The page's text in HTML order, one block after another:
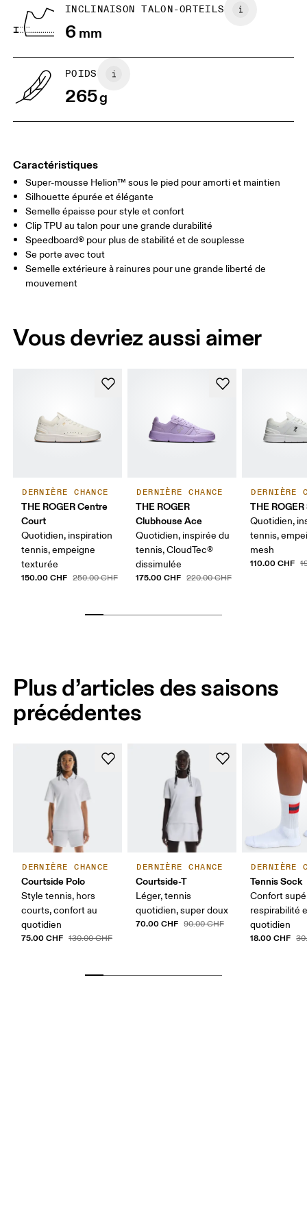
33 34
JP
UK
mais peuvent être retournés en vue d’un
remboursement
INCLINAISON TALON-ORTEILS
6mm
POIDS
265g
Caractéristiques
Super-mousse Helion™ sous le pied pour amorti et maintien
Silhouette épurée et élégante
Semelle épaisse pour style et confort
Clip TPU au talon pour une grande durabilité
Speedboard® pour plus de stabilité et de souplesse
Se porte avec tout
Semelle extérieure à rainures pour une grande liberté de
mouvement
Vous devriez aussi aimer
DERNIÈRE CHANCE
THE ROGER Centre
Court
Quotidien, inspiration
tennis, empeigne
texturée
150.00 CHF 250.00 CHF
DERNIÈRE CHANCE
THE ROGER
Clubhouse Ace
Quotidien, inspirée du
tennis, CloudTec®
dissimulée
175.00 CHF 220.00 CHF
DERNIÈRE
THE
Quotidien,
tennis,
mesh
110.00 CHF
Plus d’articles des saisons
précédentes
DERNIÈRE CHANCE
Courtside Polo
Style tennis, hors
courts, confort au
quotidien
75.00 CHF 130.00 CHF
DERNIÈRE CHANCE
Courtside-T
Léger, tennis
quotidien, super doux
70.00 CHF 90.00 CHF
DERNIÈRE
Tennis Sock
Confort
respirabilité
quotidien
18.00 CHF